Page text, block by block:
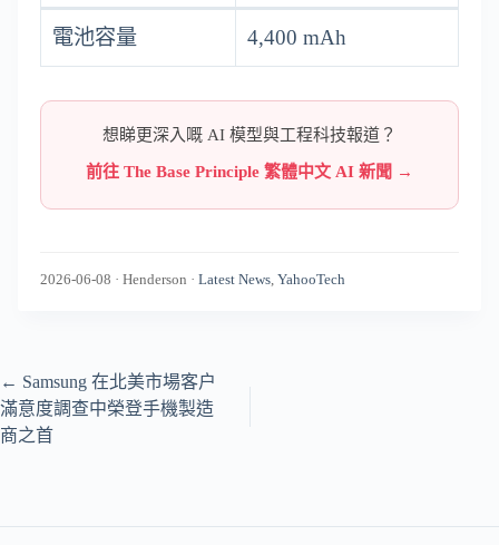
電池容量 4,400 mAh
想睇更深入嘅 AI 模型與工程科技報道？
前往 The Base Principle 繁體中文 AI 新聞 →
2026-06-08 · Henderson · Latest News YahooTech
← Samsung 在北美市場客户
滿意度調查中榮登手機製造
商之首